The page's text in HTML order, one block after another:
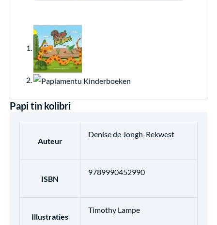
Papi tin kolibri
Auteur
Denise de Jongh-Rekwest
ISBN
9789990452990
Illustraties
Timothy Lampe